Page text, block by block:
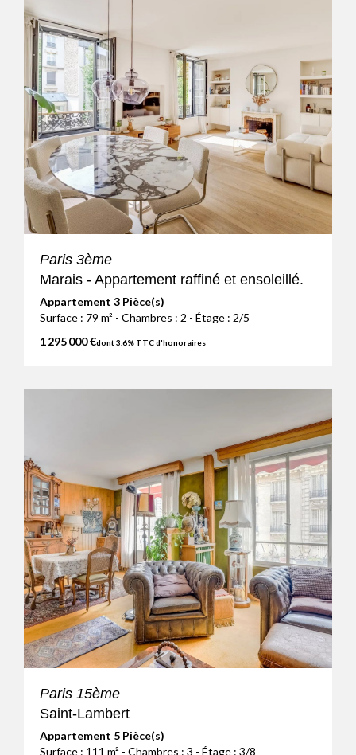
Paris 3ème
Marais - Appartement raffiné et ensoleillé.
Appartement 3 Pièce(s)
Surface : 79 m² - Chambres : 2 - Étage : 2/5
1 295 000 €dont 3.6% TTC d'honoraires
Paris 15ème
Saint-Lambert
Appartement 5 Pièce(s)
Surface : 111 m² - Chambres : 3 - Étage : 3/8